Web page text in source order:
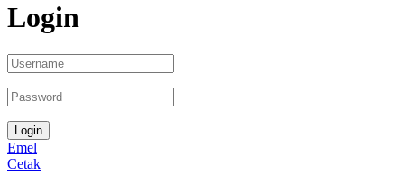
Login
Emel
Cetak